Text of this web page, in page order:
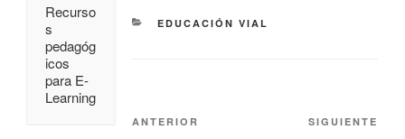
EDUCACIÓN VIAL
ANTERIOR SIGUIENTE
Recurso
s
pedagóg
icos
para E-
Learning